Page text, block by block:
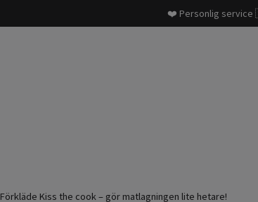
❤️ Personlig service
Förkläde Kiss the cook – gör matlagningen lite hetare!